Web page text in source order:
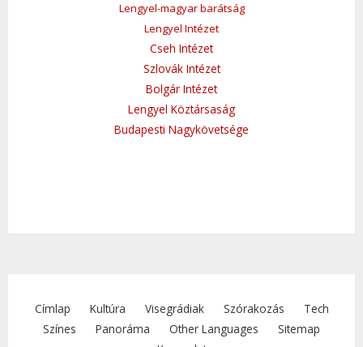
Lengyel-magyar barátság
Lengyel Intézet
Cseh Intézet
Szlovák Intézet
Bolgár Intézet
Lengyel Köztársaság
Budapesti Nagykövetsége
Címlap Kultúra Visegrádiak Szórakozás
Tech
Színes
Panoráma Other Languages
Sitemap